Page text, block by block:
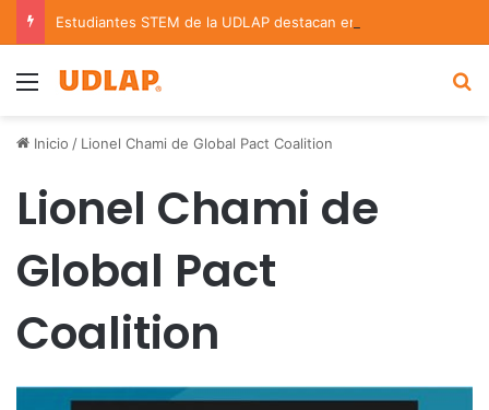
Menu
Inicio / Lionel Chami de Global Pact Coalition
Lionel Chami de
Global Pact
Coalition